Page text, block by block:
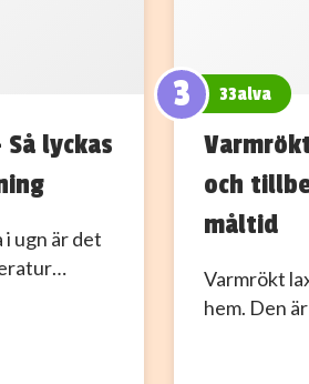
lyckas
i ugn är det
3 33alva
och
måltid
Varmrökt
hem. Den